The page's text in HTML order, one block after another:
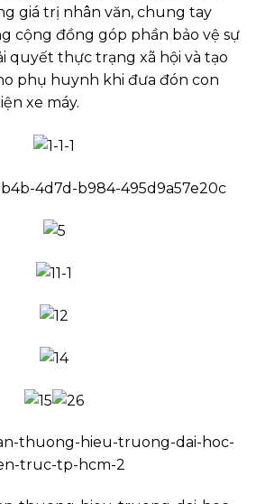
giá trị nhân văn, chung tay
cộng đồng góp phần bảo vệ sự
quyết thực trạng xã hội và tạo
phụ huynh khi đưa đón con
xe máy.